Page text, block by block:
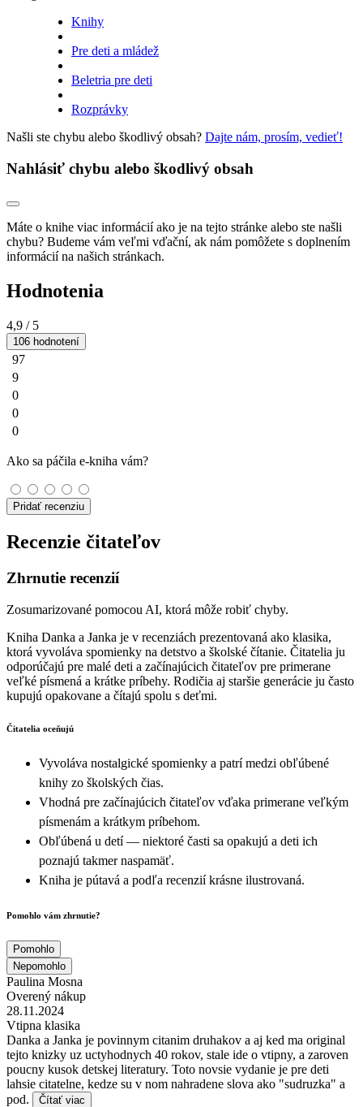
Knihy
Pre deti a mládež
Beletria pre deti
Rozprávky
Našli ste chybu alebo škodlivý obsah? Dajte nám, prosím, vedieť!
Nahlásiť chybu alebo škodlivý obsah
Máte o knihe viac informácií ako je na tejto stránke alebo ste našli
chybu? Budeme vám veľmi vďační, ak nám pomôžete s doplnením
informácií na našich stránkach.
Hodnotenia
4,9 / 5
106 hodnotení
97
9
0
0
0
Ako sa páčila e-kniha vám?
Pridať recenziu
Recenzie čitateľov
Zhrnutie recenzií
Zosumarizované pomocou AI, ktorá môže robiť chyby.
Kniha Danka a Janka je v recenziách prezentovaná ako klasika,
ktorá vyvoláva spomienky na detstvo a školské čítanie. Čitatelia ju
odporúčajú pre malé deti a začínajúcich čitateľov pre primerane
veľké písmená a krátke príbehy. Rodičia aj staršie generácie ju často
kupujú opakovane a čítajú spolu s deťmi.
Čitatelia oceňujú
Vyvoláva nostalgické spomienky a patrí medzi obľúbené
knihy zo školských čias.
Vhodná pre začínajúcich čitateľov vďaka primerane veľkým
písmenám a krátkym príbehom.
Obľúbená u detí — niektoré časti sa opakujú a deti ich
poznajú takmer naspamäť.
Kniha je pútavá a podľa recenzií krásne ilustrovaná.
Pomohlo vám zhrnutie?
Pomohlo
Nepomohlo
Paulina Mosna
Overený nákup
28.11.2024
Vtipna klasika
Danka a Janka je povinnym citanim druhakov a aj ked ma original
tejto knizky uz uctyhodnych 40 rokov, stale ide o vtipny, a zaroven
poucny kusok detskej literatury. Toto novsie vydanie je pre deti
lahsie citatelne, kedze su v nom nahradene slova ako "sudruzka" a
pod.
Čítať viac